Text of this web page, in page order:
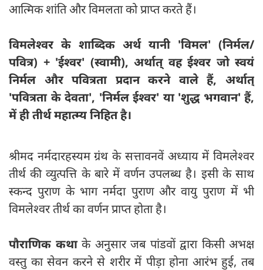
आत्मिक शांति और विमलता को प्राप्त करते हैं।
विमलेश्वर के शाब्दिक अर्थ यानी 'विमल' (निर्मल/
पवित्र) + 'ईश्वर' (स्वामी), अर्थात् वह ईश्वर जो स्वयं
निर्मल और पवित्रता प्रदान करने वाले हैं, अर्थात्
'पवित्रता के देवता', 'निर्मल ईश्वर' या 'शुद्ध भगवान' हैं,
में ही तीर्थ महात्म्य निहित है।
श्रीमद नर्मदारहस्यम ग्रंथ के सत्तावनवें अध्याय में विमलेश्वर
तीर्थ की व्युत्पत्ति के बारे में वर्णन उपलब्ध है। इसी के साथ
स्कन्द पुराण के भाग नर्मदा पुराण और वायु पुराण में भी
विमलेश्वर तीर्थ का वर्णन प्राप्त होता है।
पौराणिक कथा के अनुसार जब पांडवों द्वारा किसी अभक्ष
वस्तु का सेवन करने से शरीर में पीड़ा होना आरंभ हुई, तब